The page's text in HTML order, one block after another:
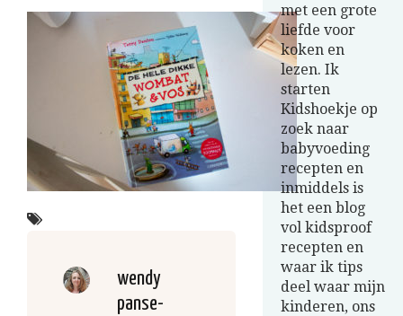
wendy
panse-
met een grote
liefde voor
koken en
lezen. Ik
starten
Kidshoekje op
zoek naar
babyvoeding
recepten en
inmiddels is
het een blog
vol kidsproof
recepten en
waar ik tips
deel waar mijn
kinderen, ons